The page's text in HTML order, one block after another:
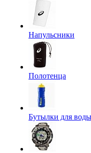
Напульсники
Полотенца
Бутылки для воды